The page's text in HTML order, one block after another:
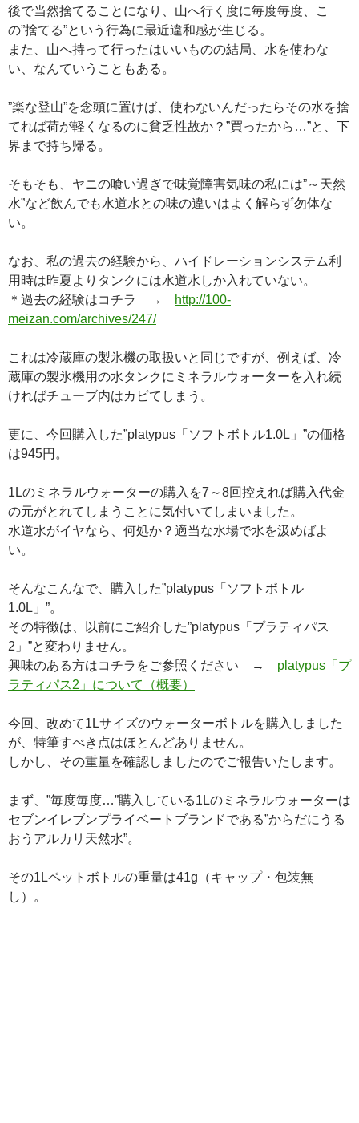
後で当然捨てることになり、山へ行く度に毎度毎度、こ
の”捨てる”という行為に最近違和感が生じる。
また、山へ持って行ったはいいものの結局、水を使わな
い、なんていうこともある。
”楽な登山”を念頭に置けば、使わないんだったらその水を捨
てれば荷が軽くなるのに貧乏性故か？”買ったから…”と、下
界まで持ち帰る。
そもそも、ヤニの喰い過ぎで味覚障害気味の私には”～天然
水”など飲んでも水道水との味の違いはよく解らず勿体な
い。
なお、私の過去の経験から、ハイドレーションシステム利
用時は昨夏よりタンクには水道水しか入れていない。
＊過去の経験はコチラ →
http://100-
meizan.com/archives/247/
これは冷蔵庫の製氷機の取扱いと同じですが、例えば、冷
蔵庫の製氷機用の水タンクにミネラルウォーターを入れ続
ければチューブ内はカビてしまう。
更に、今回購入した”platypus「ソフトボトル1.0L」”の価格
は945円。
1Lのミネラルウォーターの購入を7～8回控えれば購入代金
の元がとれてしまうことに気付いてしまいました。
水道水がイヤなら、何処か？適当な水場で水を汲めばよ
い。
そんなこんなで、購入した”platypus「ソフトボトル
1.0L」”。
その特徴は、以前にご紹介した”platypus「プラティパス
2」”と変わりません。
興味のある方はコチラをご参照ください → platypus「プ
ラティパス2」について（概要）
今回、改めて1Lサイズのウォーターボトルを購入しました
が、特筆すべき点はほとんどありません。
しかし、その重量を確認しましたのでご報告いたします。
まず、”毎度毎度…”購入している1Lのミネラルウォーターは
セブンイレブンプライベートブランドである”からだにうる
おうアルカリ天然水”。
その1Lペットボトルの重量は41g（キャップ・包装無
し）。